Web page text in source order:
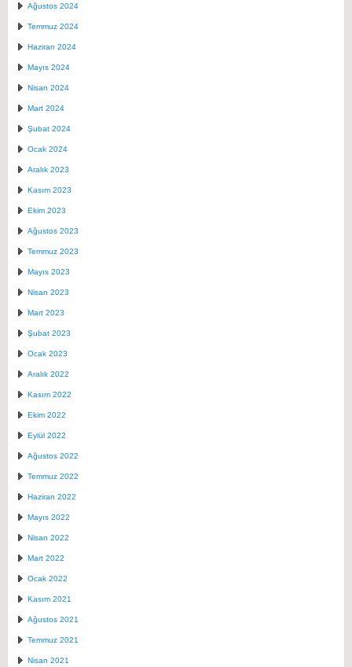
Ağustos 2024
Temmuz 2024
Haziran 2024
Mayıs 2024
Nisan 2024
Mart 2024
Şubat 2024
Ocak 2024
Aralık 2023
Kasım 2023
Ekim 2023
Ağustos 2023
Temmuz 2023
Mayıs 2023
Nisan 2023
Mart 2023
Şubat 2023
Ocak 2023
Aralık 2022
Kasım 2022
Ekim 2022
Eylül 2022
Ağustos 2022
Temmuz 2022
Haziran 2022
Mayıs 2022
Nisan 2022
Mart 2022
Ocak 2022
Kasım 2021
Ağustos 2021
Temmuz 2021
Nisan 2021